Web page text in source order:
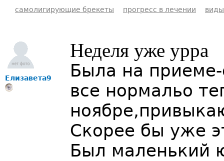
самолигирующие брекеты прогресс в лечении
Елизавета9
Неделя уже урра
Была на приеме-
все нормальо
Скорее бы уже
Был маленький